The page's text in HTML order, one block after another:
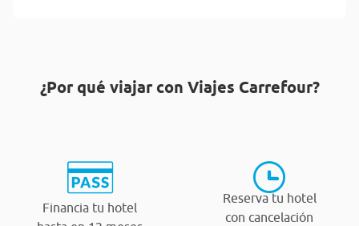
¿Por qué viajar con Viajes Carrefour?
Financia tu hotel
Reserva tu hotel
con cancelación